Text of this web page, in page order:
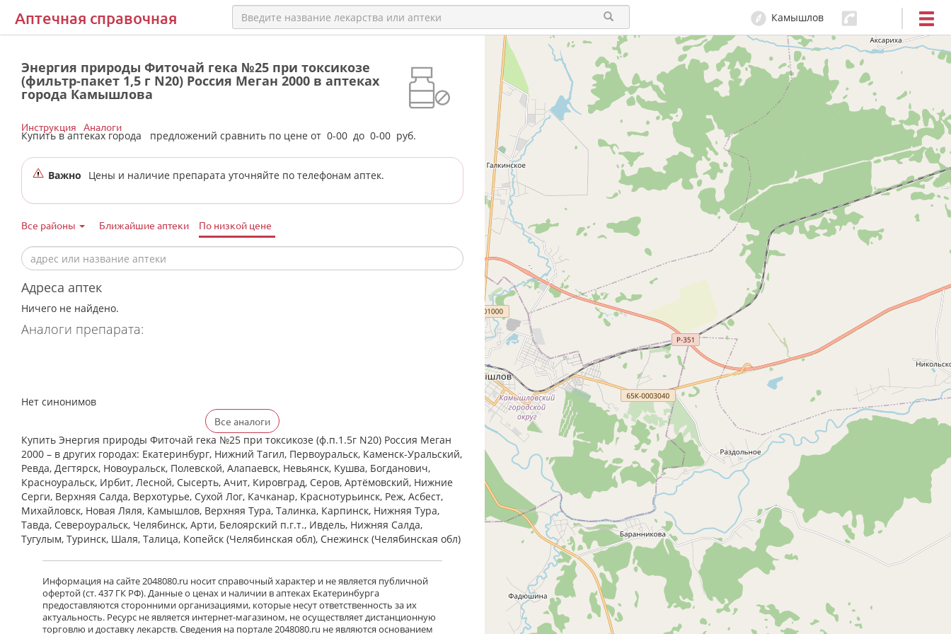
Аптечная справочная Камышлов
Энергия природы Фиточай гека №25 при токсикозе
(фильтр-пакет 1,5 г N20) Россия Меган 2000 в аптеках
города Камышлова
Купить в аптеках города предложений сравнить по цене от 0-00 до 0-00 руб.
Инструкция Аналоги
Важно Цены и наличие препарата уточняйте по телефонам аптек.
Все районы Ближайшие аптеки По низкой цене
Адреса аптек
Ничего не найдено.
Аналоги препарата:
Нет синонимов
Все аналоги
Купить Энергия природы Фиточай гека №25 при токсикозе (ф.п.1.5г N20) Россия Меган
2000 – в других городах: Екатеринбург, Нижний Тагил, Первоуральск, Каменск-Уральский,
Ревда, Дегтярск, Новоуральск, Полевской, Алапаевск, Невьянск, Кушва, Богданович,
Красноуральск, Ирбит, Лесной, Сысерть, Ачит, Кировград, Серов, Артёмовский, Нижние
Cерги, Верхняя Салда, Верхотурье, Сухой Лог, Качканар, Краснотурьинск, Реж, Асбест,
Михайловск, Новая Ляля, Камышлов, Верхняя Тура, Талинка, Карпинск, Нижняя Тура,
Тавда, Североуральск, Челябинск, Арти, Белоярский п.г.т., Ивдель, Нижняя Салда,
Тугулым, Туринск, Шаля, Талица, Копейск (Челябинская обл), Снежинск (Челябинская обл)
Информация на сайте 2048080.ru носит справочный характер и не является публичной
офертой (ст. 437 ГК РФ). Данные о ценах и наличии в аптеках Екатеринбурга
предоставляются сторонними организациями, которые несут ответственность за их
актуальность. Ресурс не является интернет-магазином, не осуществляет дистанционную
торговлю и доставку лекарств. Сведения на портале 2048080.ru не являются основанием